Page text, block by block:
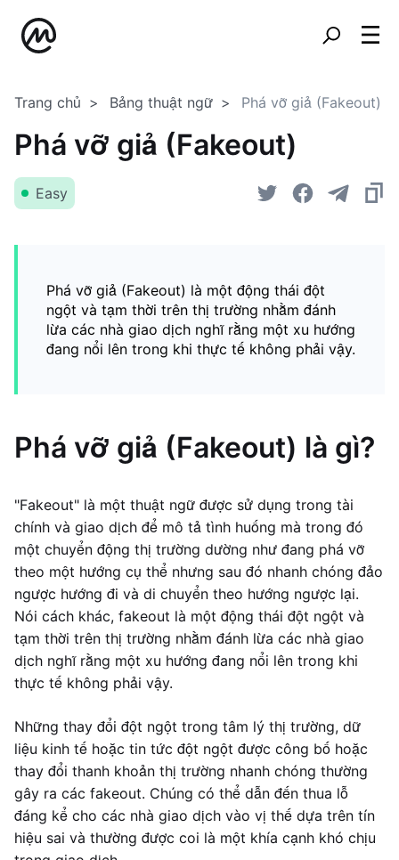
Trang chủ Bảng thuật ngữ Phá vỡ giả (Fakeout)
Phá vỡ giả (Fakeout)
Easy
Phá vỡ giả (Fakeout) là một động thái đột
ngột và tạm thời trên thị trường nhằm đánh
lừa các nhà giao dịch nghĩ rằng một xu hướng
đang nổi lên trong khi thực tế không phải vậy.
Phá vỡ giả (Fakeout) là gì?
"Fakeout" là một thuật ngữ được sử dụng trong tài
chính và giao dịch để mô tả tình huống mà trong đó
một chuyển động thị trường dường như đang phá vỡ
theo một hướng cụ thể nhưng sau đó nhanh chóng đảo
ngược hướng đi và di chuyển theo hướng ngược lại.
Nói cách khác, fakeout là một động thái đột ngột và
tạm thời trên thị trường nhằm đánh lừa các nhà giao
dịch nghĩ rằng một xu hướng đang nổi lên trong khi
thực tế không phải vậy.
Những thay đổi đột ngột trong tâm lý thị trường, dữ
liệu kinh tế hoặc tin tức đột ngột được công bố hoặc
thay đổi thanh khoản thị trường nhanh chóng thường
gây ra các fakeout. Chúng có thể dẫn đến thua lỗ
đáng kể cho các nhà giao dịch vào vị thế dựa trên tín
hiệu sai và thường được coi là một khía cạnh khó chịu